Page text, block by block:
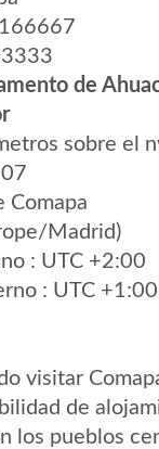
de
sobre el
Comapa
Madrid)
: UTC +2:00
: UTC +1:00
visitar
de
los pueblos